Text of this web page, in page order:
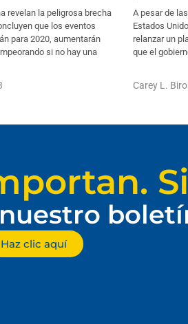
revelan la peligrosa brecha
que los eventos
para 2020, aumentarán
si no hay una
A pesar de
Estados
relanzar un
que el
Carey L.
Haz clic aquí